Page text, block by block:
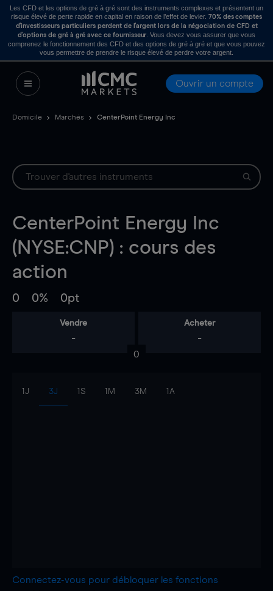
Les CFD et les options de gré à gré sont des instruments complexes et présentent un
risque élevé de perte rapide en capital en raison de l’effet de levier. 70% des comptes
d’investisseurs particuliers perdent de l’argent lors de la négociation de CFD et
d’options de gré à gré avec ce fournisseur . Vous devez vous assurer que vous
comprenez le fonctionnement des CFD et des options de gré à gré et que vous pouvez
vous permettre de prendre le risque élevé de perdre votre argent.
Ouvrir un compte
Domicile Marchés CenterPoint Energy Inc
CenterPoint Energy Inc
(NYSE:CNP) : cours des
action
0 0% 0pt
Vendre
-
Acheter
-
0
1J 3J 1S 1M 3M 1A
Connectez-vous pour débloquer les fonctions